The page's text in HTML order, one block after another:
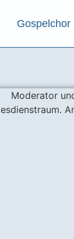
Gospelchor